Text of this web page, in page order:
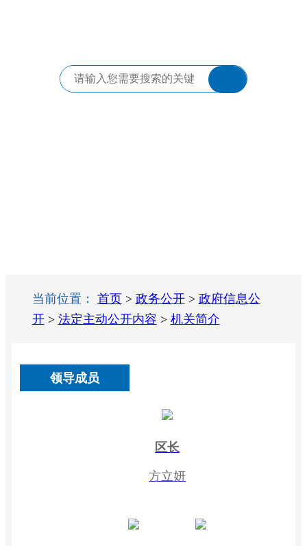
当前位置： 首页 > 政务公开> 政府信息公
开> 法定主动公开内容 > 机关简介
领导成员
区长
方立妍